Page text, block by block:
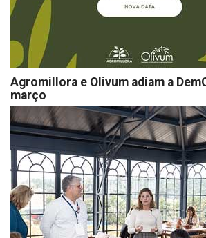
Agromillora e Olivum adiam a
março